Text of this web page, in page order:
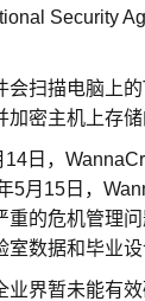
Security
描电脑上的
加密主机上存
，WannaCry
5月15日，
重的危机管理
室数据和毕业设
暂未能有效